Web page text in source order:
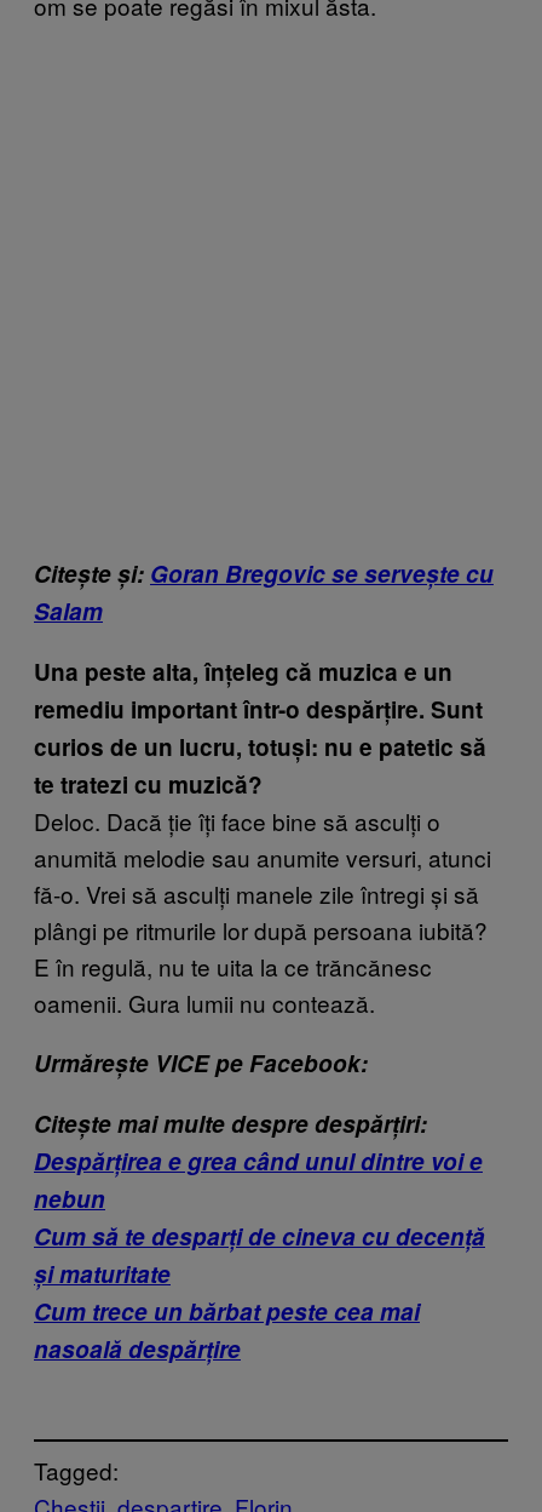
Citește și: Goran Bregovic se servește cu
Salam
Una peste alta, înțeleg că muzica e un
remediu important într-o despărțire. Sunt
curios de un lucru, totuși: nu e patetic să
te tratezi cu muzică?
Deloc. Dacă ție îți face bine să asculți o
anumită melodie sau anumite versuri, atunci
fă-o. Vrei să asculți manele zile întregi și să
plângi pe ritmurile lor după persoana iubită?
E în regulă, nu te uita la ce trăncănesc
oamenii. Gura lumii nu contează.
Urmărește VICE pe Facebook:
Citește mai multe despre despărțiri:
Despărțirea e grea când unul dintre voi e
nebun
Cum să te desparți de cineva cu decență
și maturitate
Cum trece un bărbat peste cea mai
nasoală despărțire
Tagged: